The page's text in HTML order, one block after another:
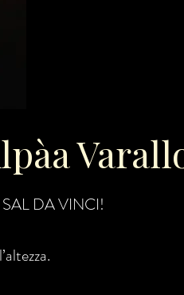
SAL DA VINCI!